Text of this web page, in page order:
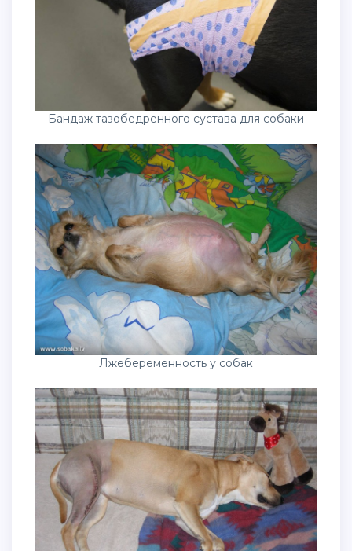
Бандаж тазобедренного сустава для собаки
Лжебеременность у собак